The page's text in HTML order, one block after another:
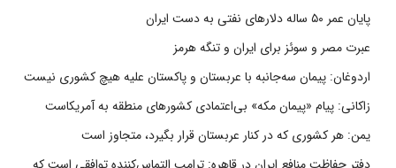
پایان عمر ۵۰ ساله دلارهای نفتی به دست ایران
عبرت مصر و سوئز برای ایران و تنگه هرمز
اردوغان: پیمان سه‌جانبه با عربستان و پاکستان علیه هیچ کشوری نیست
زاکانی: پیام «پیمان مکه» بی‌اعتمادی کشورهای منطقه به آمریکاست
یمن: هر کشوری که در کنار عربستان قرار بگیرد، متجاوز است